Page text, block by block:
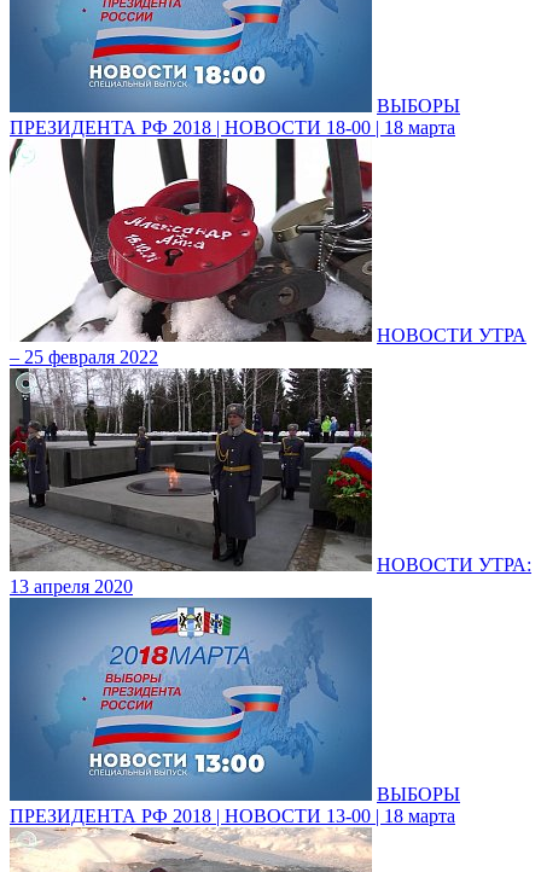
ВЫБОРЫ
ПРЕЗИДЕНТА РФ 2018 | НОВОСТИ 18-00 | 18 марта
НОВОСТИ УТРА
– 25 февраля 2022
НОВОСТИ УТРА:
13 апреля 2020
ВЫБОРЫ
ПРЕЗИДЕНТА РФ 2018 | НОВОСТИ 13-00 | 18 марта